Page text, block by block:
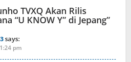
TVXQ Akan Rilis
“U KNOW Y” di Jepang”
says:
pm